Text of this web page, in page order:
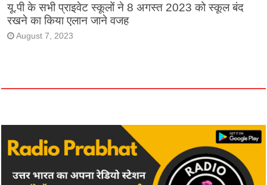
यू.पी के सभी प्राइवेट स्कूलों ने 8 अगस्त 2023 को स्कूल बंद
रखने का किया एलान जाने वजह
August 7, 2023